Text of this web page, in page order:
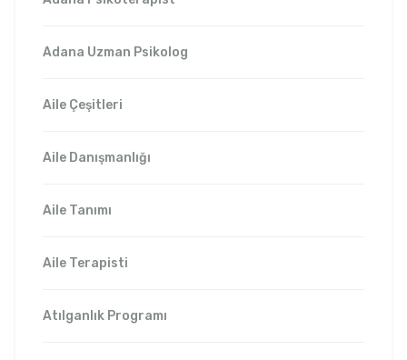
Adana Uzman Psikolog
Aile Çeşitleri
Aile Danışmanlığı
Aile Tanımı
Aile Terapisti
Atılganlık Programı